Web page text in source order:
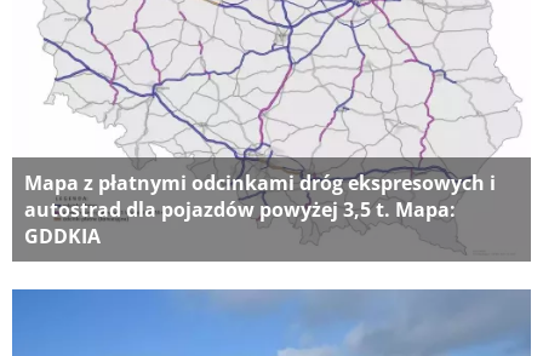
Mapa z płatnymi odcinkami dróg ekspresowych i
autostrad dla pojazdów powyżej 3,5 t. Mapa:
GDDKIA